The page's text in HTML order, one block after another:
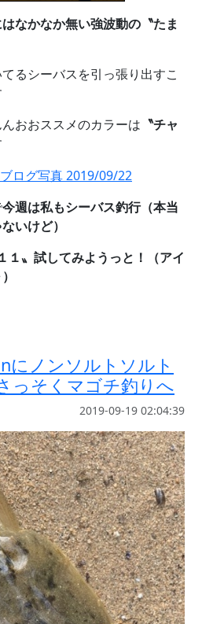
なかなか無い強波動の〝たま
るシーバスを引っ張り出すこ
おおススメのカラーは 〝チャ
今週は私もシーバス釣行（本当
いけど）
１〟試してみようっと！（アイ
にノンソルトソルト
っそくマゴチ釣りへ
2019-09-19 02:04:39